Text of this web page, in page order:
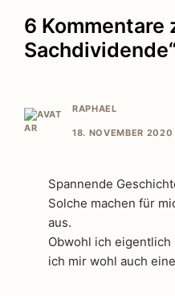
6 Kommentare
RAPHAEL
18. NOVEMBER 2020
Spannende
Solche machen für
aus.
Obwohl ich
ich mir wohl auch